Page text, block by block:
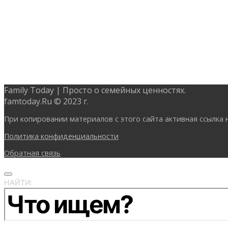
Family Today | Просто о семейных ценностях.
famtoday.Ru © 2023 г.
При копировании материалов с этого сайта активная ссылка
Политика конфиденциальности
Обратная связь
НАЙТИ: